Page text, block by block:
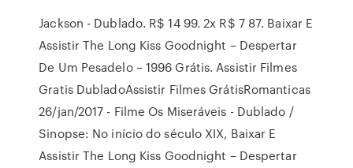
Jackson - Dublado. R$ 14 99. 2x R$ 7 87. Baixar E
Assistir The Long Kiss Goodnight – Despertar
De Um Pesadelo – 1996 Grátis. Assistir Filmes
Gratis DubladoAssistir Filmes GrátisRomanticas
26/jan/2017 - Filme Os Miseráveis - Dublado /
Sinopse: No início do século XIX, Baixar E
Assistir The Long Kiss Goodnight – Despertar